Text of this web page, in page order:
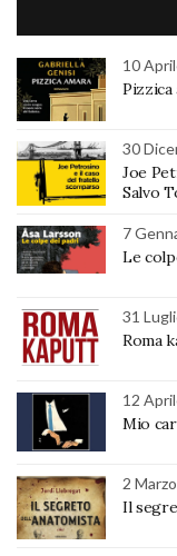
10
Pizzica
30
Joe
Salvo
7
Le
31
Roma
12
Mio
2
Il